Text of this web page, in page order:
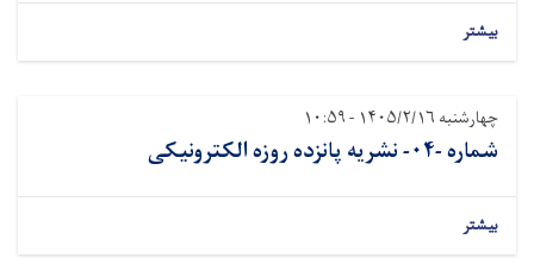
بیشتر
چهارشنبه ۱۴۰۵/۲/۱۶ - ۱۰:۵۹
شماره -۰۴- نشريه پانزده روزه الکترونیکی
بیشتر